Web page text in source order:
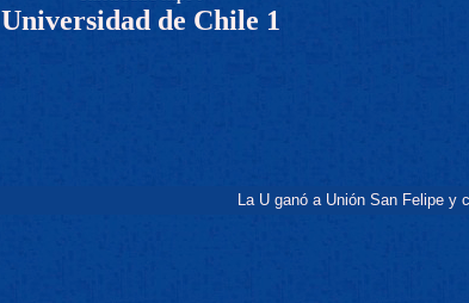
Universidad de Chile 1
La U ganó a Unión San Felipe y confirmó